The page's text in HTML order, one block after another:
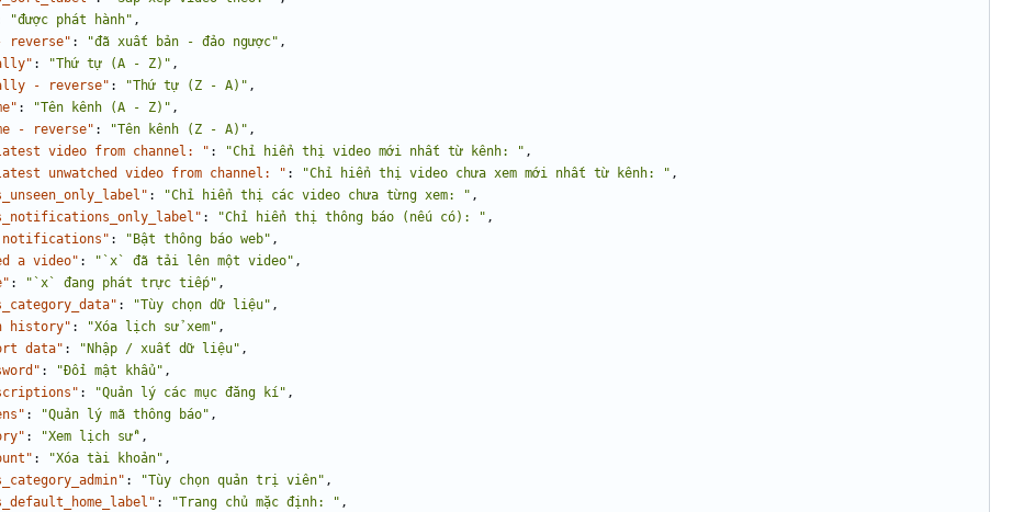
"được phát hành" ,
reverse" : "đã xuất bản - đảo ngược" ,
: "Thứ tự (A - Z)" ,
- reverse" : "Thứ tự (Z - A)" ,
: "Tên kênh (A - Z)" ,
- reverse" : "Tên kênh (Z - A)" ,
video from channel: " : "Chỉ hiển thị video mới nhất từ kênh: " ,
unwatched video from channel: " : "Chỉ hiển thị video chưa xem mới nhất từ kênh: " ,
: "Chỉ hiển thị các video chưa từng xem: " ,
: "Chỉ hiển thị thông báo (nếu có): " ,
notifications" : "Bật thông báo web" ,
a video" : "`x` đã tải lên một video" ,
: "`x` đang phát trực tiếp" ,
: "Tùy chọn dữ liệu" ,
history" : "Xóa lịch sử xem" ,
data" : "Nhập / xuất dữ liệu" ,
: "Đổi mật khẩu" ,
: "Quản lý các mục đăng kí" ,
: "Quản lý mã thông báo" ,
: "Xem lịch sử" ,
: "Xóa tài khoản" ,
: "Tùy chọn quản trị viên" ,
: "Trang chủ mặc định: " ,